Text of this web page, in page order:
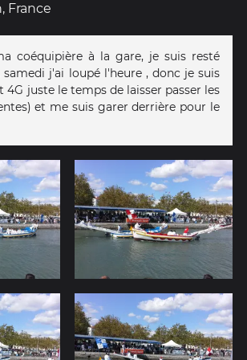
France
coéquipière à la gare, je suis resté
j'ai loupé l'heure , donc je suis
4G juste le temps de laisser passer les
et me suis garer derrière pour le